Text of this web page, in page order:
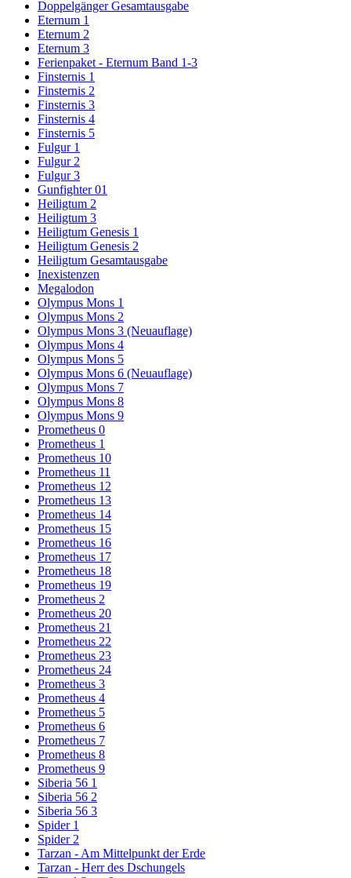
Doppelgänger Gesamtausgabe
Eternum 1
Eternum 2
Eternum 3
Ferienpaket - Eternum Band 1-3
Finsternis 1
Finsternis 2
Finsternis 3
Finsternis 4
Finsternis 5
Fulgur 1
Fulgur 2
Fulgur 3
Gunfighter 01
Heiligtum 2
Heiligtum 3
Heiligtum Genesis 1
Heiligtum Genesis 2
Heiligtum Gesamtausgabe
Inexistenzen
Megalodon
Olympus Mons 1
Olympus Mons 2
Olympus Mons 3 (Neuauflage)
Olympus Mons 4
Olympus Mons 5
Olympus Mons 6 (Neuauflage)
Olympus Mons 7
Olympus Mons 8
Olympus Mons 9
Prometheus 0
Prometheus 1
Prometheus 10
Prometheus 11
Prometheus 12
Prometheus 13
Prometheus 14
Prometheus 15
Prometheus 16
Prometheus 17
Prometheus 18
Prometheus 19
Prometheus 2
Prometheus 20
Prometheus 21
Prometheus 22
Prometheus 23
Prometheus 24
Prometheus 3
Prometheus 4
Prometheus 5
Prometheus 6
Prometheus 7
Prometheus 8
Prometheus 9
Siberia 56 1
Siberia 56 2
Siberia 56 3
Spider 1
Spider 2
Tarzan - Am Mittelpunkt der Erde
Tarzan - Herr des Dschungels